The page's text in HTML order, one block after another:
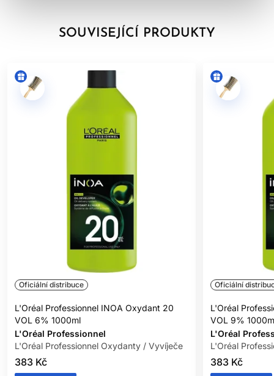
Používejte vhodné ochranné rukavice.
kadeřnických salonech
Po aplikaci vlasy důkladně opláchněte.
Dodržování uvedených pokynů pomáhá minimalizovat riziko
alergických reakcí a zajišťuje bezpečné používání výrobku.
SOUVISEJÍCÍ PRODUKTY
Oficiální distribuce
L'Oréal Professionnel INOA Oxydant 20
VOL 6% 1000ml
L'Oréal Professionnel
L'Oréal Professionnel Oxydanty / Vyvíječe
383 Kč
Oficiální
L'Oréal
VOL 9%
L'Oréal
L'Oréal
383 Kč